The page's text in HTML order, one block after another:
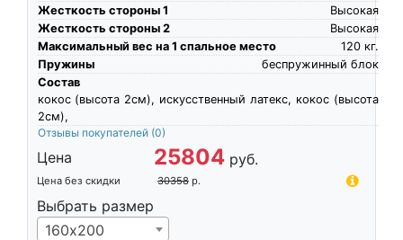
Жесткость стороны 1
Высокая
Жесткость стороны 2
Высокая
Максимальный вес на 1 спальное место
кг.
120
Пружины
беспружинный блок
Состав
кокос (высота 2см), искусственный латекс, кокос (высота
2см),
Отзывы покупателей (0)
Цена 25804 руб.
Цена без скидки 30358 р.
Выбрать размер
160х200